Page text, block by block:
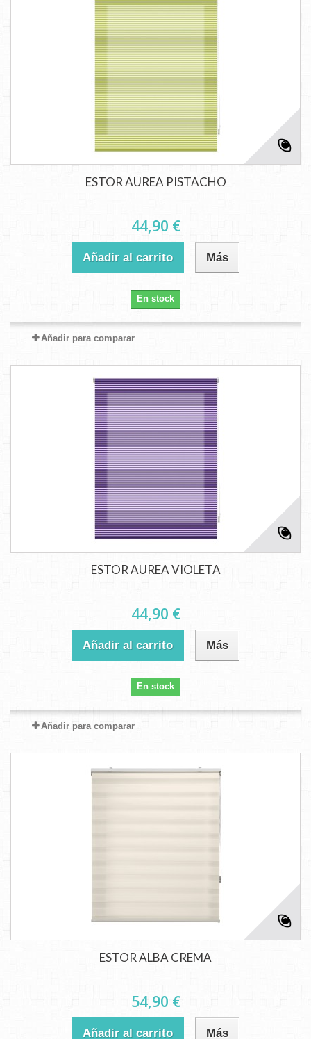
ESTOR AUREA PISTACHO
44,90 €
Añadir al carrito Más
En stock
Añadir para comparar
ESTOR AUREA VIOLETA
44,90 €
Añadir al carrito Más
En stock
Añadir para comparar
ESTOR ALBA CREMA
54,90 €
Añadir al carrito Más